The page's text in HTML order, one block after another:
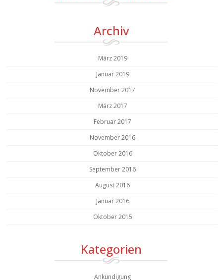
Archiv
März 2019
Januar 2019
November 2017
März 2017
Februar 2017
November 2016
Oktober 2016
September 2016
August 2016
Januar 2016
Oktober 2015
Kategorien
Ankündigung